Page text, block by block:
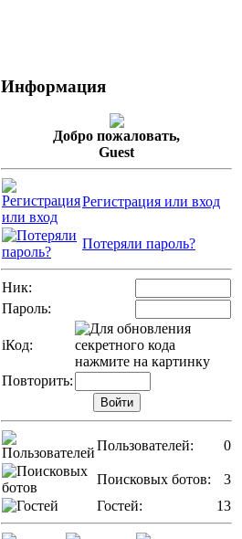
Информация
Добро пожаловать,
Guest
Регистрация или вход
Потеряли пароль?
Ник:
Пароль:
iКод:
Повторить:
Пользователей: 0
Поисковых ботов:
3
Гостей:
13